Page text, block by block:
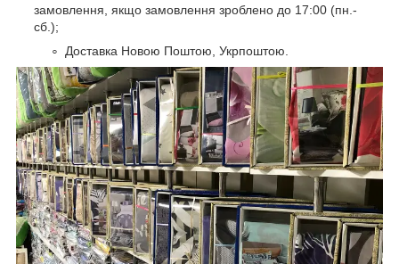
замовлення, якщо замовлення зроблено до 17:00 (пн.-
сб.);
Доставка Новою Поштою, Укрпоштою.